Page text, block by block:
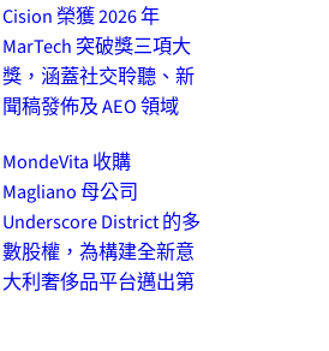
Cision 榮獲 2026 年
MarTech 突破獎三項大
獎，涵蓋社交聆聽、新
聞稿發佈及 AEO 領域
MondeVita 收購
Magliano 母公司
Underscore District 的多
數股權，為構建全新意
大利奢侈品平台邁出第